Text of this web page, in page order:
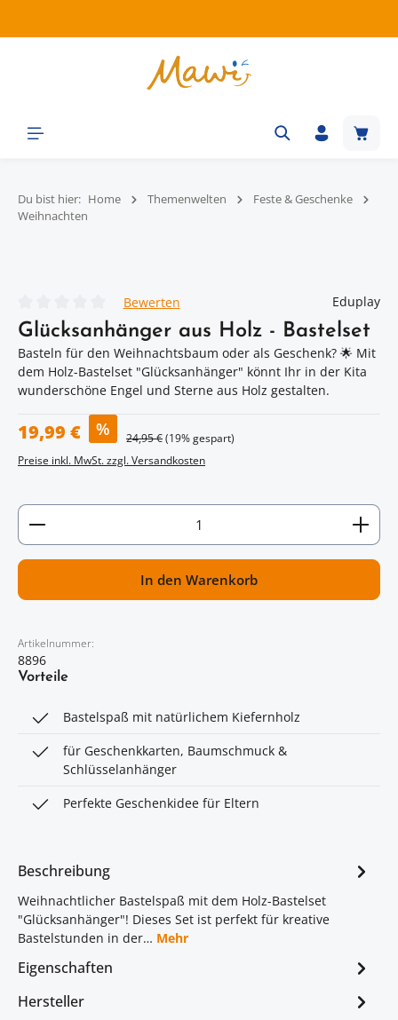
Du bist hier: Home Themenwelten
Feste & Geschenke
Weihnachten
Durchschnittliche Bewertung von 0 von 5 Sternen
Bewerten Eduplay
Glücksanhänger aus Holz - Bastelset
Basteln für den Weihnachtsbaum oder als Geschenk? 🌟 Mit
dem Holz-Bastelset "Glücksanhänger" könnt Ihr in der Kita
wunderschöne Engel und Sterne aus Holz gestalten.
Verkaufspreis:
19,99 € % Regulärer Preis:
24,95 €(19% gespart)
Preise inkl. MwSt. zzgl. Versandkosten
Artikel Anzahl: Gib den gewünschten Wert ein
In den Warenkorb
Artikelnummer:
8896
Vorteile
Bastelspaß mit natürlichem Kiefernholz
für Geschenkkarten, Baumschmuck &
Schlüsselanhänger
Perfekte Geschenkidee für Eltern
Beschreibung
Weihnachtlicher Bastelspaß mit dem Holz-Bastelset
"Glücksanhänger"! Dieses Set ist perfekt für kreative
Bastelstunden in der… Mehr
Eigenschaften
Hersteller